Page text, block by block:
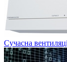
Сучасна